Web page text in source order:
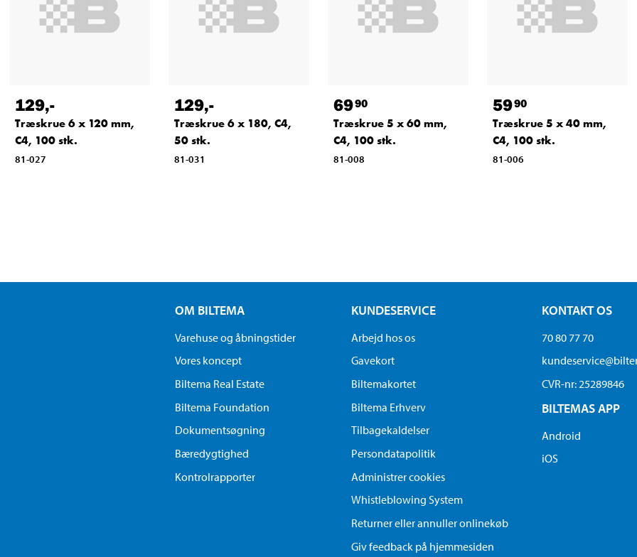
129,-
Træskrue 6 x 120 mm,
C4, 100 stk.
81-027
129,-
Træskrue 6 x 180, C4,
50 stk.
81-031
6990
Træskrue 5 x 60 mm,
C4, 100 stk.
81-008
5990
Træskrue 5 x 40 mm,
C4, 100 stk.
81-006
OM BILTEMA
Varehuse og åbningstider
Vores koncept
Biltema Real Estate
Biltema Foundation
Dokumentsøgning
Bæredygtighed
Kontrolrapporter
KUNDESERVICE
Arbejd hos os
Gavekort
Biltemakortet
Biltema Erhverv
Tilbagekaldelser
Persondatapolitik
Administrer cookies
Whistleblowing System
Returner eller annuller onlinekøb
Giv feedback på hjemmesiden
KONTAKT OS
70 80 77 70
CVR-nr: 25289846
BILTEMAS APP
Android
iOS